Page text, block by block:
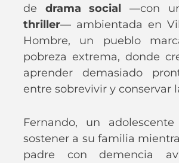
de drama social—con
thriller— ambientada en
Hombre, un pueblo
pobreza extrema, donde
aprender demasiado
entre sobrevivir y conservar
Fernando, un
sostener a su familia
padre con demencia